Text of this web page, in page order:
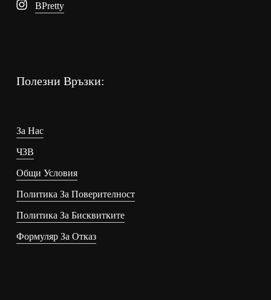
BPretty
Полезни Връзки:
За Нас
ЧЗВ
Общи Условия
Политика За Поверителност
Политика За Бисквитките
Формуляр За Отказ